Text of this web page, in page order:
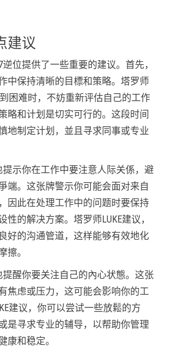
建议
位提供了一些重要的建议。首先，
中保持清晰的目標和策略。塔罗师
困难时，不妨重新评估自己的工作
略和计划是切实可行的。这段时间
地制定计划，並且寻求同事或专业
提示你在工作中要注意人际关係，避
端。这张牌警示你可能会面对来自
因此在处理工作中的问题时要保持
性的解决方案。塔罗师LUKE建议，
好的沟通管道，这样能够有效地化
擦。
醒你要关注自己的內心状態。这张
焦虑或压力，这可能会影响你的工
建议，你可以尝试一些放鬆的方
是寻求专业的辅导，以帮助你管理
康和稳定。